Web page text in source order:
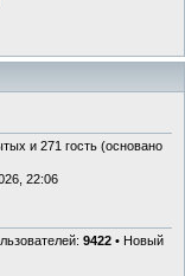
и 271 гость (основано
22:06
9422 • Новый